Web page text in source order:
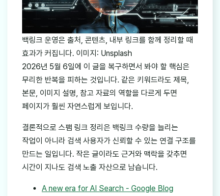
백링크 운영은 출처, 콘텐츠, 내부 링크를 함께 정리할 때
효과가 커집니다. 이미지: Unsplash
2026년 5월 6일에 이 글을 복구하면서 봐야 할 핵심은
무리한 반복을 피하는 것입니다. 같은 키워드라도 제목,
본문, 이미지 설명, 참고 자료의 역할을 다르게 두면
페이지가 훨씬 자연스럽게 보입니다.
결론적으로 스팸 링크 정리은 백링크 수량을 늘리는
작업이 아니라 검색 사용자가 신뢰할 수 있는 연결 구조를
만드는 일입니다. 작은 글이라도 근거와 맥락을 갖추면
시간이 지나도 검색 노출 자산으로 남습니다.
A new era for AI Search - Google Blog